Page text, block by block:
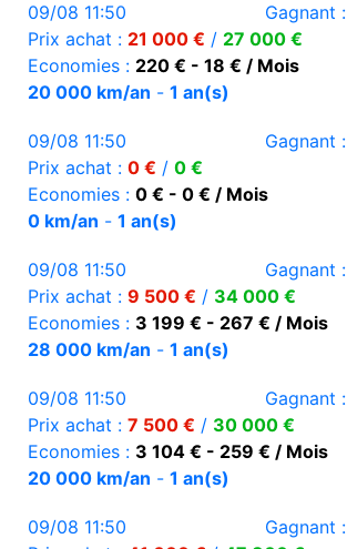
09/08 11:50 Gagnant :
Prix achat : 21 000 € / 27 000 €
Economies : 220 € - 18 € / Mois
20 000 km/an - 1 an(s)
09/08 11:50 Gagnant :
Prix achat : 0 € / 0 €
Economies : 0 € - 0 € / Mois
0 km/an - 1 an(s)
09/08 11:50 Gagnant :
Prix achat : 9 500 € / 34 000 €
Economies : 3 199 € - 267 € / Mois
28 000 km/an - 1 an(s)
09/08 11:50 Gagnant :
Prix achat : 7 500 € / 30 000 €
Economies : 3 104 € - 259 € / Mois
20 000 km/an - 1 an(s)
09/08 11:50 Gagnant :